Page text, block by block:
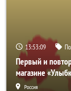
13:53:09
Первый и
магазине
Россия